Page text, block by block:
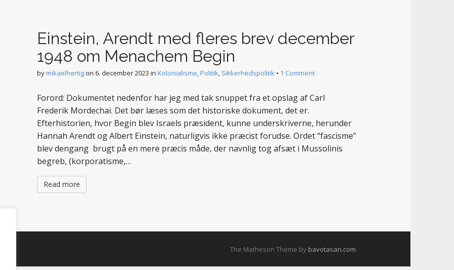
Einstein, Arendt med fleres brev december
1948 om Menachem Begin
bymikaelhertigon 6. december 2023 in Kolonialisme,Politik, Sikkerhedspolitik • 1 Comment
Forord: Dokumentet nedenfor har jeg med tak snuppet fra et opslag af Carl
Frederik Mordechai. Det bør læses som det historiske dokument, det er.
Efterhistorien, hvor Begin blev Israels præsident, kunne underskriverne, herunder
Hannah Arendt og Albert Einstein, naturligvis ikke præcist forudse. Ordet “fascisme”
blev dengang brugt på en mere præcis måde, der navnlig tog afsæt i Mussolinis
begreb, (korporatisme,…
Read more
The Matheson Theme by bavotasan.com.